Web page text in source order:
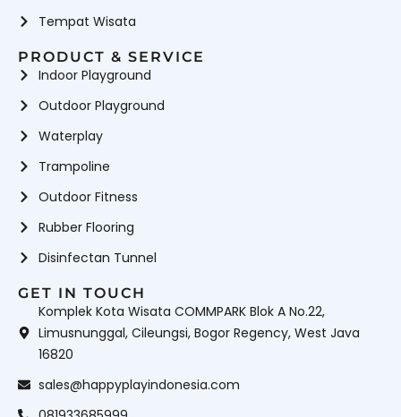
Tempat Wisata
PRODUCT & SERVICE
Indoor Playground
Outdoor Playground
Waterplay
Trampoline
Outdoor Fitness
Rubber Flooring
Disinfectan Tunnel
GET IN TOUCH
Komplek Kota Wisata COMMPARK Blok A No.22,
Limusnunggal, Cileungsi, Bogor Regency, West Java
16820
sales@happyplayindonesia.com